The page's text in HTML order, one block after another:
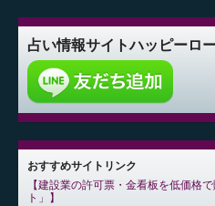
占い情報サイトハッピーロ
おすすめサイトリンク
建設業の許可票・金看板を低価格
ト」